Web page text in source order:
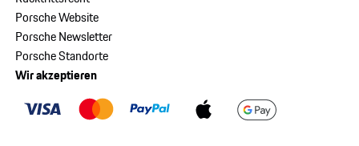
Porsche Website
Porsche Newsletter
Porsche Standorte
Wir akzeptieren